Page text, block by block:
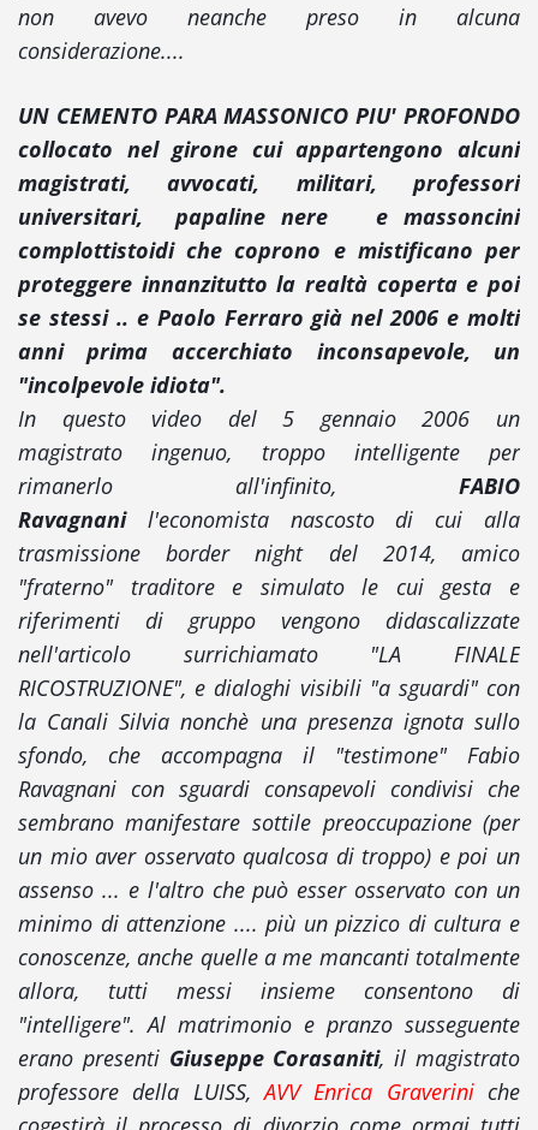
non avevo neanche preso in alcuna
considerazione....
UN CEMENTO PARA MASSONICO PIU' PROFONDO
collocato nel girone cui appartengono alcuni
magistrati, avvocati, militari, professori
universitari, papaline nere e massoncini
complottistoidi che coprono e mistificano per
proteggere innanzitutto la realtà coperta e poi
se stessi .. e Paolo Ferraro già nel 2006 e molti
anni prima accerchiato inconsapevole, un
"incolpevole idiota".
In questo video del 5 gennaio 2006 un
magistrato ingenuo, troppo intelligente per
rimanerlo all'infinito,FABIO
Ravagnanil'economista nascosto di cui alla
trasmissione border night del 2014, amico
"fraterno" traditore e simulato le cui gesta e
riferimenti di gruppo vengono didascalizzate
nell'articolo surrichiamato "LA FINALE
RICOSTRUZIONE", e dialoghi visibili "a sguardi" con
la Canali Silvia nonchè una presenza ignota sullo
sfondo, che accompagna il "testimone" Fabio
Ravagnani con sguardi consapevoli condivisi che
sembrano manifestare sottile preoccupazione (per
un mio aver osservato qualcosa di troppo) e poi un
assenso ... e l'altro che può esser osservato con un
minimo di attenzione .... più un pizzico di cultura e
conoscenze, anche quelle a me mancanti totalmente
allora, tutti messi insieme consentono di
"intelligere". Al matrimonio e pranzo susseguente
erano presenti Giuseppe Corasaniti, il magistrato
professore della LUISS,AVV Enrica Graveriniche